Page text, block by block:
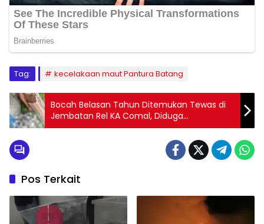
Tag: kecelakaan maut Pantura Batang
Bocah Belasan Tahun Ditemukan Tewas di
Jembatan Rel KA Comal, Diduga
Terserempet Kereta Api
Pos Terkait